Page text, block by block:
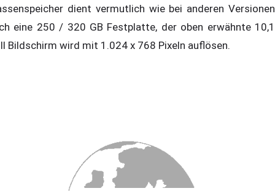
dient vermutlich wie bei anderen Versionen
eine 250 / 320 GB Festplatte, der oben erwähnte 10,1
Bildschirm wird mit 1.024 x 768 Pixeln auflösen.